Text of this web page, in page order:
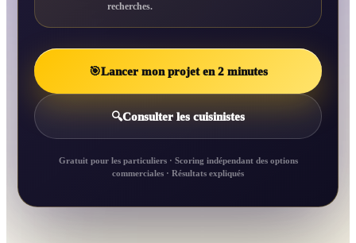
recherches.
🎯Lancer mon projet en 2 minutes
🔍Consulter les cuisinistes
Gratuit pour les particuliers · Scoring indépendant des options
commerciales · Résultats expliqués